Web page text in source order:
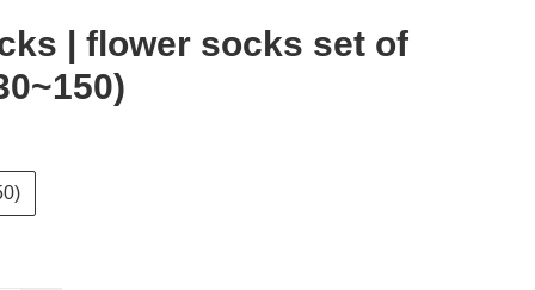
| flower socks set of